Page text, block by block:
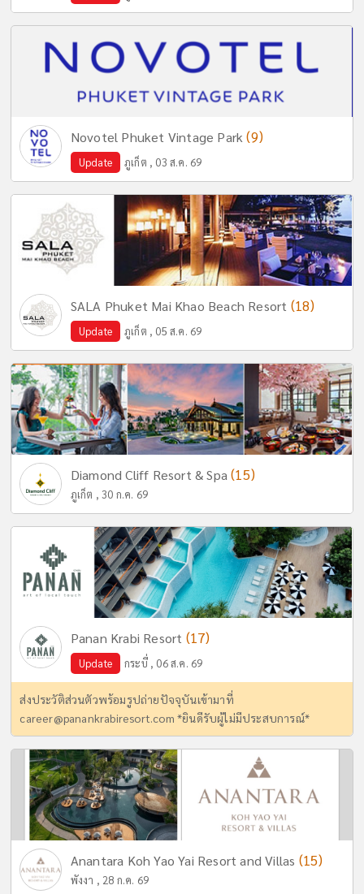
Novotel Phuket Vintage Park(9)
Update ภูเก็ต , 03 ส.ค. 69
SALA Phuket Mai Khao Beach Resort (18)
Update ภูเก็ต , 05 ส.ค. 69
Diamond Cliff Resort & Spa(15)
ภูเก็ต , 30 ก.ค. 69
Panan Krabi Resort (17)
Update กระบี่ , 06 ส.ค. 69
ส่งประวัติส่วนตัวพร้อมรูปถ่ายปัจจุบันเข้ามาที่
career@panankrabiresort.com *ยินดีรับผู้ไม่มีประสบการณ์*
Anantara Koh Yao Yai Resort and Villas (15)
พังงา , 28 ก.ค. 69